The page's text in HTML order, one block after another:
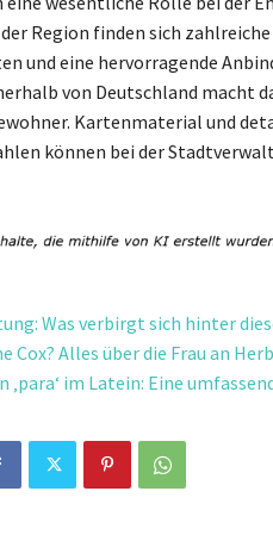
Region finden sich
und eine hervorragende
von Deutschland macht
Kartenmaterial und
können bei der
Was verbirgt sich hinter
Cox? Alles über die Frau an
‚para‘ im Latein: Eine